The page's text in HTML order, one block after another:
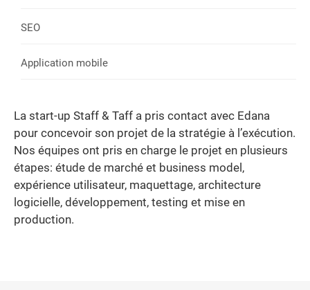
SEO
Application mobile
La start-up Staff & Taff a pris contact avec Edana
pour concevoir son projet de la stratégie à l’exécution.
Nos équipes ont pris en charge le projet en plusieurs
étapes: étude de marché et business model,
expérience utilisateur, maquettage, architecture
logicielle, développement, testing et mise en
production.